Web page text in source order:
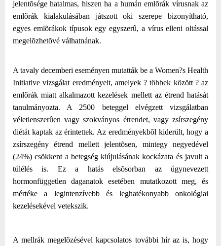
jelentõsége hatalmas, hiszen ha a humán emlõrák vírusnak az
emlõrák kialakulásában játszott oki szerepe bizonyítható,
egyes emlõrákok típusok egy egyszerû, a vírus elleni oltással
megelõzhetõvé válhatnának.
A tavaly decemberi eseményen mutatták be a Women?s Health
Initiative vizsgálat eredményeit, amelyek ? többek között ? az
emlõrák miatt alkalmazott kezelések mellett az étrend hatását
tanulmányozta. A 2500 beteggel elvégzett vizsgálatban
véletlenszerûen vagy szokványos étrendet, vagy zsírszegény
diétát kaptak az érintettek. Az eredményekbõl kiderült, hogy a
zsírszegény étrend mellett jelentõsen, mintegy negyedével
(24%) csökkent a betegség kiújulásának kockázata és javult a
túlélés is. Ez a hatás elsõsorban az úgynevezett
hormonfüggetlen daganatok esetében mutatkozott meg, és
mértéke a legintenzívebb és leghatékonyabb onkológiai
kezelésekével vetekszik.
A mellrák megelõzésével kapcsolatos további hír az is, hogy